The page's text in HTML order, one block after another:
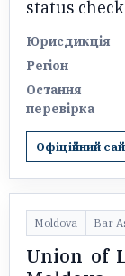
status
Юрисдикція
Регіон
Остання
перевірка
Офіційний
Moldova Bar
Union of